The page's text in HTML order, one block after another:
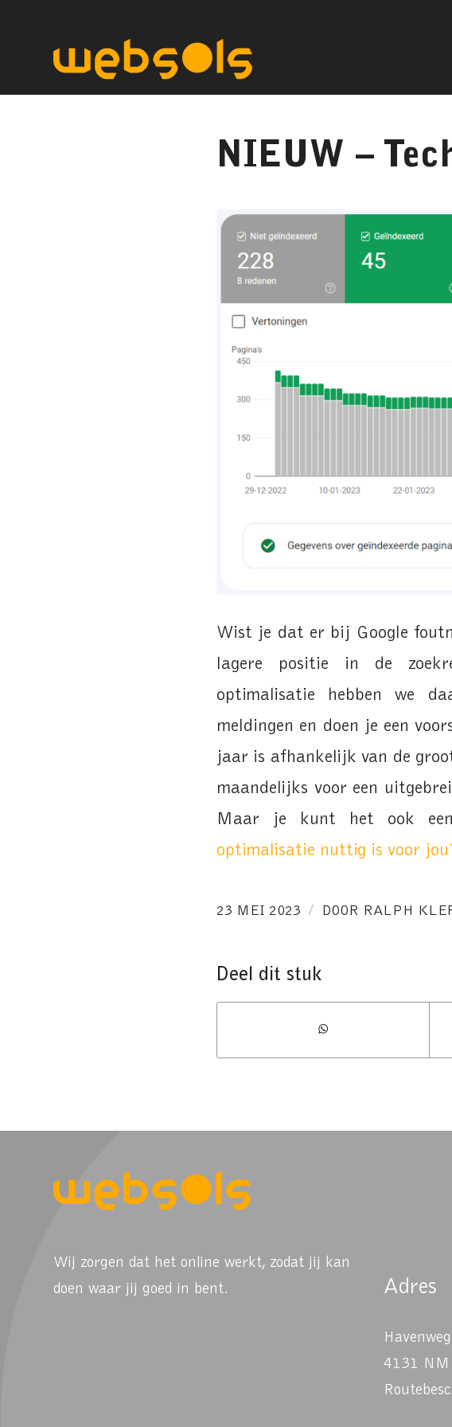
NIEUW –
Wist je dat er bij Google
lagere positie in de
optimalisatie hebben we
meldingen en doen je een
jaar is afhankelijk van de
maandelijks voor een
Maar je kunt het ook
optimalisatie nuttig is voor
23 MEI 2023 / DOOR RALPH
Deel dit stuk
Wij zorgen dat het online werkt, zodat jij kan
doen waar jij goed in bent.
Adres
4131 NM